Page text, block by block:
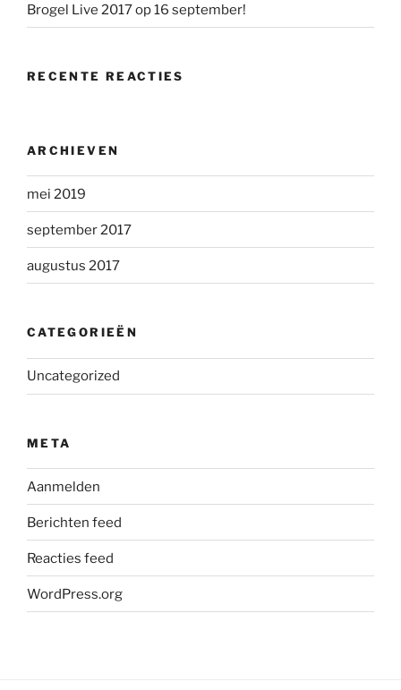
Brogel Live 2017 op 16 september!
RECENTE REACTIES
ARCHIEVEN
mei 2019
september 2017
augustus 2017
CATEGORIEËN
Uncategorized
META
Aanmelden
Berichten feed
Reacties feed
WordPress.org